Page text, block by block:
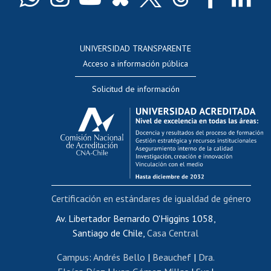
Docentes
Evaluación docente
Calificación académica
Postulación al AUCAI
Funcionarias/os
Cursos internos de capacitación
Bienestar del personal
Portal de movilidad interna
Certificado de renta
Certificado de renta honorarios
Editar páginas blancas
UNIVERSIDAD TRANSPARENTE
Acceso a información pública
Solicitud de información
Av. Libertador Bernardo O'Higgins 1058,
Santiago de Chile, Casa Central
Campus: Andrés Bello | Beauchef| Dra.
Certificación en estándares de igualdad de género